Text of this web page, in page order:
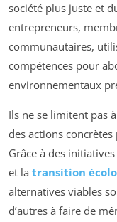
société plus juste et
entrepreneurs,
communautaires,
compétences pour
environnementaux
Ils ne se limitent pas
des actions
Grâce à des
et la transition
alternatives viables
d’autres à faire de